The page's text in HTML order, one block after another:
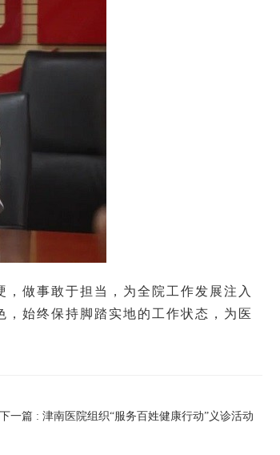
做事敢于担当，为全院工作发展注入
始终保持脚踏实地的工作状态，为医
下一篇 : 津南医院组织“服务百姓健康行动”义诊活动